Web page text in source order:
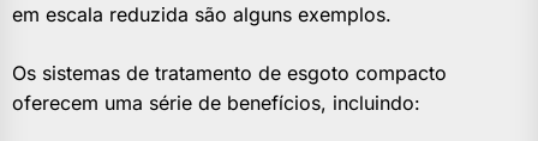
em escala reduzida são alguns exemplos.
Os sistemas de tratamento de esgoto compacto
oferecem uma série de benefícios, incluindo: